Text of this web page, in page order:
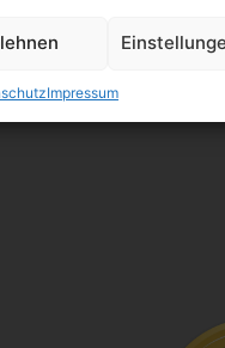
Impressum
§ 4i Satz 1 EStG